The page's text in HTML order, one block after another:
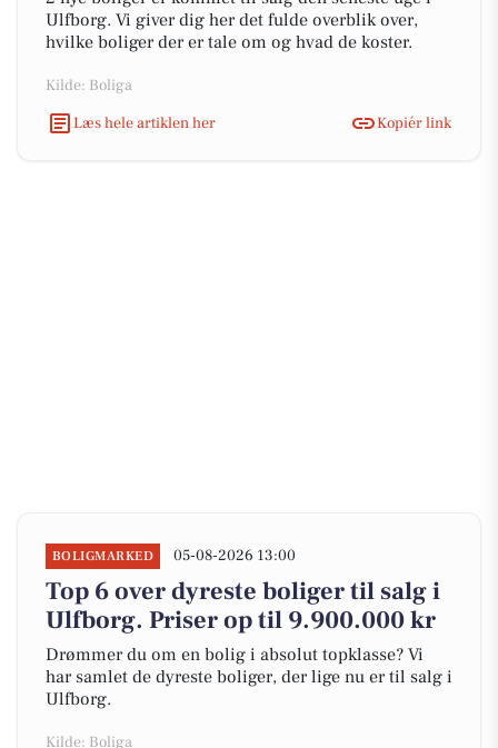
Ulfborg. Vi giver dig her det fulde overblik over,
hvilke boliger der er tale om og hvad de koster.
Kilde: Boliga
Læs hele artiklen her
Kopiér link
BOLIGMARKED 05-08-2026 13:00
Top 6 over dyreste boliger til salg i
Ulfborg. Priser op til 9.900.000 kr
Drømmer du om en bolig i absolut topklasse? Vi
har samlet de dyreste boliger, der lige nu er til salg i
Ulfborg.
Kilde: Boliga